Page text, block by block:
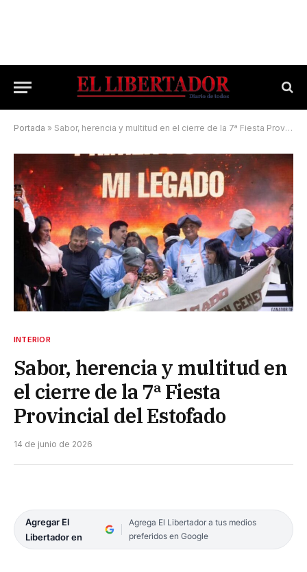
Portada » Sabor, herencia y multitud en el cierre de la 7ª Fiesta Provincial del Estofado
INTERIOR
Sabor, herencia y multitud en
el cierre de la 7ª Fiesta
Provincial del Estofado
14 de junio de 2026
Agregar El
Libertador en
Agrega El Libertador a tus medios
preferidos en Google